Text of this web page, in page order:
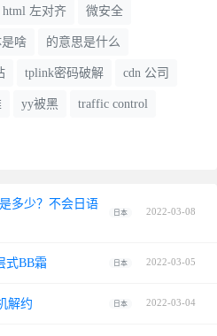
html 左对齐 微安全
啥 的意思是什么
tplink密码破解 cdn 公司
yy被黑 traffic control
多少？不会日语
日本 2022-03-08
式BB霜 日本 2022-03-05
解约 日本 2022-03-04